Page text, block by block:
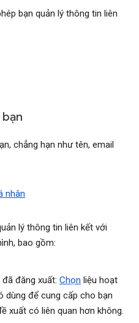
bạn quản lý thông tin liên
chẳng hạn như tên, email
nhân
lý thông tin liên kết với
bao gồm:
đăng xuất: Chọn liệu hoạt
dùng để cung cấp cho bạn
xuất có liên quan hơn không.